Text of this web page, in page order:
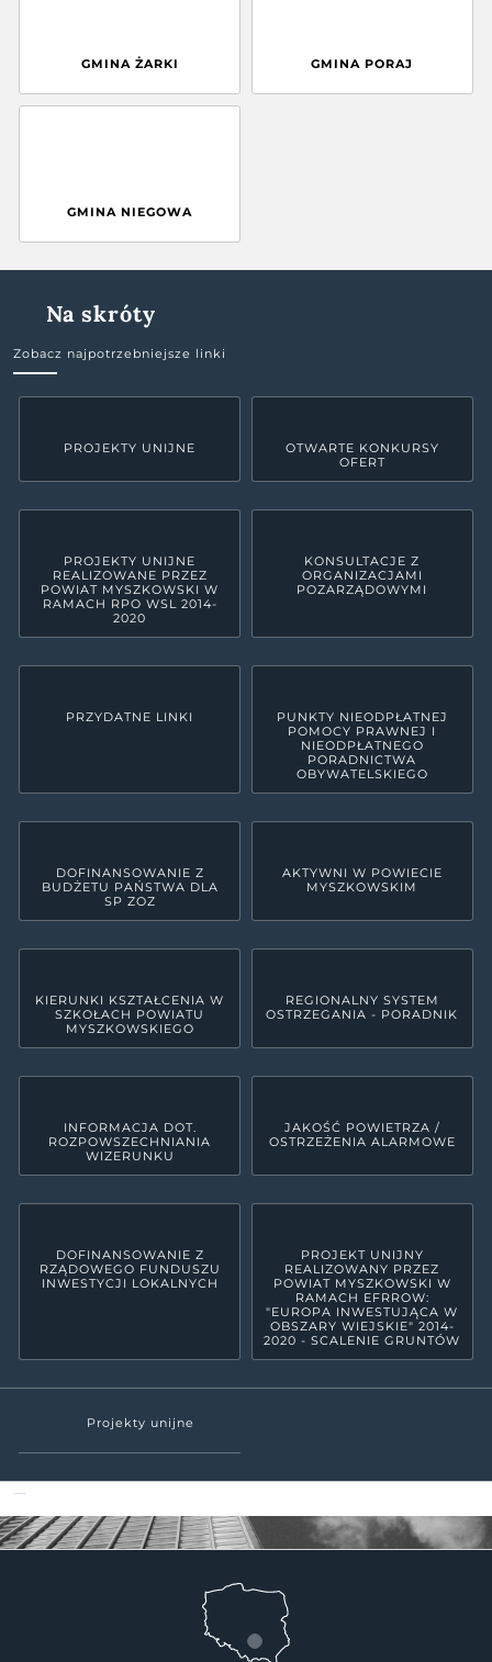
GMINA ŻARKI GMINA PORAJ
GMINA NIEGOWA
Na skróty
Zobacz najpotrzebniejsze linki
PROJEKTY UNIJNE
OTWARTE KONKURSY
OFERT
PROJEKTY UNIJNE
REALIZOWANE PRZEZ
POWIAT MYSZKOWSKI W
RAMACH RPO WSL 2014-
2020
KONSULTACJE Z
ORGANIZACJAMI
POZARZĄDOWYMI
PRZYDATNE LINKI
PUNKTY NIEODPŁATNEJ
POMOCY PRAWNEJ I
NIEODPŁATNEGO
PORADNICTWA
OBYWATELSKIEGO
DOFINANSOWANIE Z
BUDŻETU PAŃSTWA DLA
SP ZOZ
AKTYWNI W POWIECIE
MYSZKOWSKIM
KIERUNKI KSZTAŁCENIA W
SZKOŁACH POWIATU
MYSZKOWSKIEGO
REGIONALNY SYSTEM
OSTRZEGANIA - PORADNIK
INFORMACJA DOT.
ROZPOWSZECHNIANIA
WIZERUNKU
JAKOŚĆ POWIETRZA /
OSTRZEŻENIA ALARMOWE
DOFINANSOWANIE Z
RZĄDOWEGO FUNDUSZU
INWESTYCJI LOKALNYCH
PROJEKT UNIJNY
REALIZOWANY PRZEZ
POWIAT MYSZKOWSKI W
RAMACH EFRROW:
"EUROPA INWESTUJĄCA W
OBSZARY WIEJSKIE" 2014-
2020 - SCALENIE GRUNTÓW
Projekty unijne